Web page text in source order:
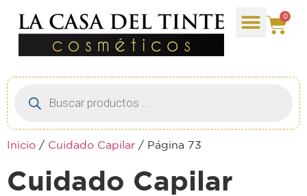
0
Inicio / Cuidado Capilar / Página 73
Cuidado Capilar